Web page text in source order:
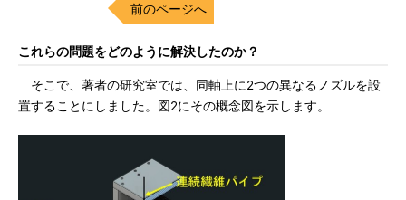
前のページへ
これらの問題をどのように解決したのか？
そこで、著者の研究室では、同軸上に2つの異なるノズルを設
置することにしました。図2にその概念図を示します。